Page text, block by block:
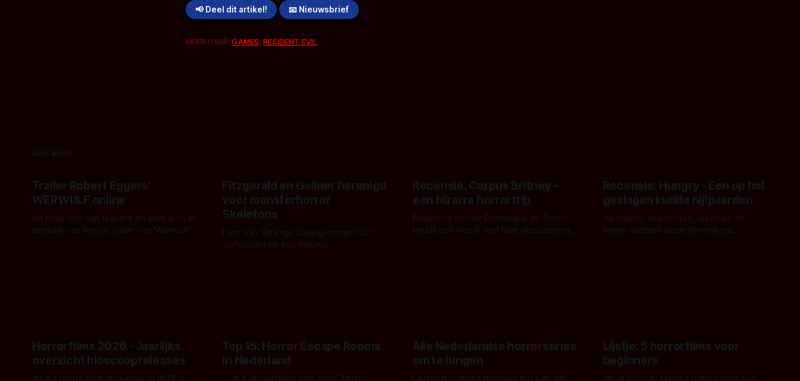
📢 Deel dit artikel! 📧 Nieuwsbrief
MEER OVER:GAMES,RESIDENT EVIL
LEES MEER
Trailer Robert Eggers'
WERWULF online
Na maanden van teasers en stills is hij er
eindelijk: de eerste trailer van 'Werwulf'.
Fitzgerald en Gallner herenigd
voor monsterhorror
Skeletons
Fans van 'Strange Darling' mogen zich
verheugen op een nieuwe
Recensie: Corpus Britney -
een bizarre horrortrip
Belgische dichter Dominique de Groen
houdt zich niet in met haar debuutroman.
Recensie: Hungry - Een op hol
geslagen kudde nijlpaarden
Na haaien, anaconda's, leeuwen en
beren dachten deze filmmakers:
Horrorfilms 2026 - Jaarlijks
overzicht bioscoopreleases
Welke horrorfilms draaien er in 2026 in
Top 15: Horror Escape Rooms
in Nederland
Laat jij je wel eens opsluiten? Deze
Alle Nederlandse horrorseries
om te bingen
Herfstdip? Ideaal moment om één van
Lijstje: 5 horrorfilms voor
beginners
Wil je jouw gruwelijke hobby dolgraag